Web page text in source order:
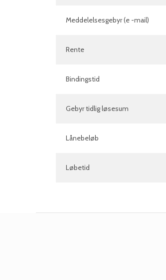
Meddelelsesgebyr (e -mail)
Rente
Bindingstid
Gebyr tidlig løsesum
Lånebeløb
Løbetid